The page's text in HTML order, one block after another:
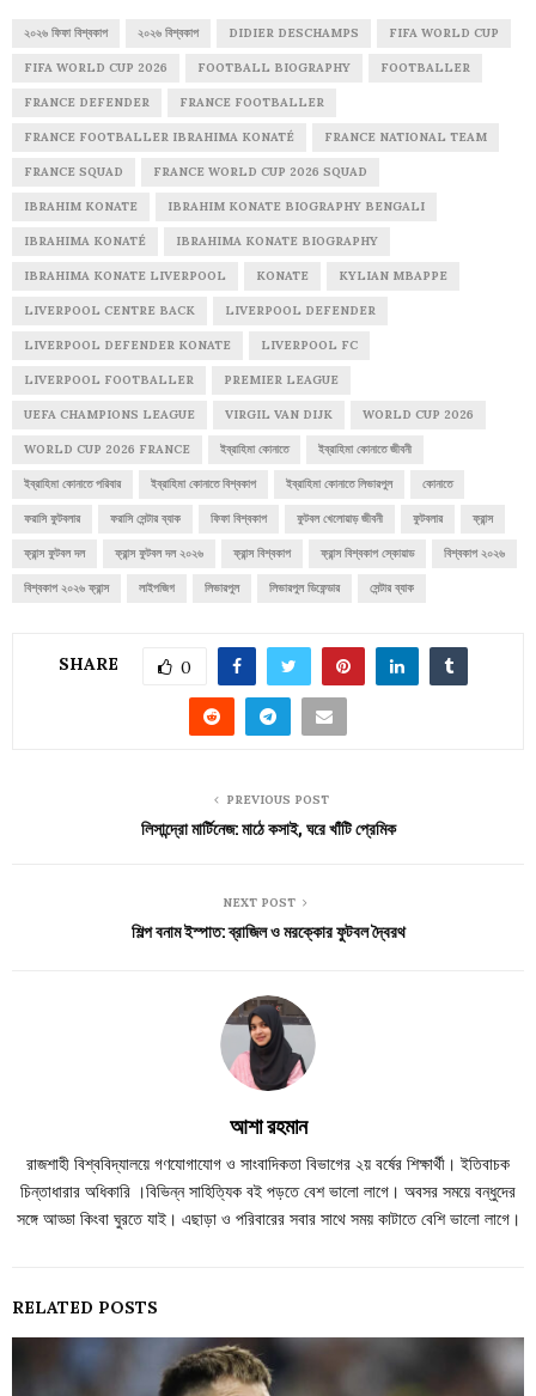
২০২৬ ফিফা বিশ্বকাপ ২০২৬ বিশ্বকাপ DIDIER DESCHAMPS FIFA WORLD CUP
FIFA WORLD CUP 2026 FOOTBALL BIOGRAPHY FOOTBALLER
FRANCE DEFENDER FRANCE FOOTBALLER
FRANCE FOOTBALLER IBRAHIMA KONATÉ FRANCE NATIONAL TEAM
FRANCE SQUAD FRANCE WORLD CUP 2026 SQUAD
IBRAHIM KONATE IBRAHIM KONATE BIOGRAPHY BENGALI
IBRAHIMA KONATÉ IBRAHIMA KONATE BIOGRAPHY
IBRAHIMA KONATE LIVERPOOL KONATE KYLIAN MBAPPE
LIVERPOOL CENTRE BACK LIVERPOOL DEFENDER
LIVERPOOL DEFENDER KONATE LIVERPOOL FC
LIVERPOOL FOOTBALLER PREMIER LEAGUE
UEFA CHAMPIONS LEAGUE VIRGIL VAN DIJK WORLD CUP 2026
WORLD CUP 2026 FRANCE ইব্রাহিমা কোনাতে ইব্রাহিমা কোনাতে জীবনী
ইব্রাহিমা কোনাতে পরিবার ইব্রাহিমা কোনাতে বিশ্বকাপ ইব্রাহিমা কোনাতে লিভারপুল কোনাতে
ফরাসি ফুটবলার ফরাসি সেন্টার ব্যাক ফিফা বিশ্বকাপ ফুটবল খেলোয়াড় জীবনী ফুটবলার ফ্রান্স
ফ্রান্স ফুটবল দল ফ্রান্স ফুটবল দল ২০২৬ ফ্রান্স বিশ্বকাপ ফ্রান্স বিশ্বকাপ স্কোয়াড বিশ্বকাপ ২০২৬
বিশ্বকাপ ২০২৬ ফ্রান্স লাইপজিগ লিভারপুল লিভারপুল ডিফেন্ডার সেন্টার ব্যাক
SHARE 0
PREVIOUS POST
লিসান্দ্রো মার্টিনেজ: মাঠে কসাই, ঘরে খাঁটি প্রেমিক
NEXT POST
শিল্প বনাম ইস্পাত: ব্রাজিল ও মরক্কোর ফুটবল দ্বৈরথ
আশা রহমান
রাজশাহী বিশ্ববিদ্যালয়ে গণযোগাযোগ ও সাংবাদিকতা বিভাগের ২য় বর্ষের শিক্ষার্থী। ইতিবাচক
চিন্তাধারার অধিকারি ।বিভিন্ন সাহিত্যিক বই পড়তে বেশ ভালো লাগে। অবসর সময়ে বন্ধুদের
সঙ্গে আড্ডা কিংবা ঘুরতে যাই। এছাড়া ও পরিবারের সবার সাথে সময় কাটাতে বেশি ভালো লাগে।
RELATED POSTS